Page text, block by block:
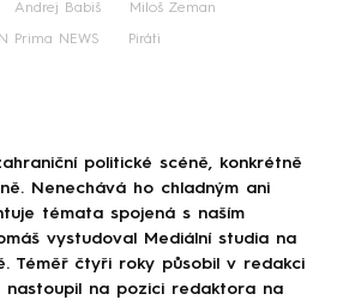
Andrej Babiš Miloš Zeman
Prima NEWS Piráti
politické scéně, konkrétně
Nenechává ho chladným ani
témata spojená s naším
vystudoval Mediální studia na
Téměř čtyři roky působil v redakci
nastoupil na pozici redaktora na